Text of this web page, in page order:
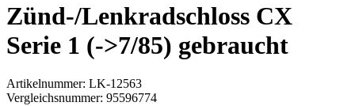
Zünd-/Lenkradschloss CX
Serie 1 (->7/85) gebraucht
Artikelnummer: LK-12563
Vergleichsnummer: 95596774